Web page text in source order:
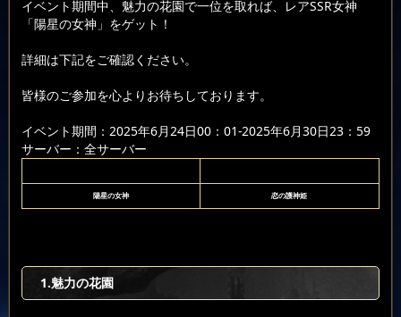
イベント期間中、魅力の花園で一位を取れば、レアSSR女神
「陽星の女神」をゲット！
詳細は下記をご確認ください。
皆様のご参加を心よりお待ちしております。
イベント期間：2025年6月24日00：01-2025年6月30日23：59
サーバー：全サーバー
陽星の女神 恋の護神姫
1.魅力の花園